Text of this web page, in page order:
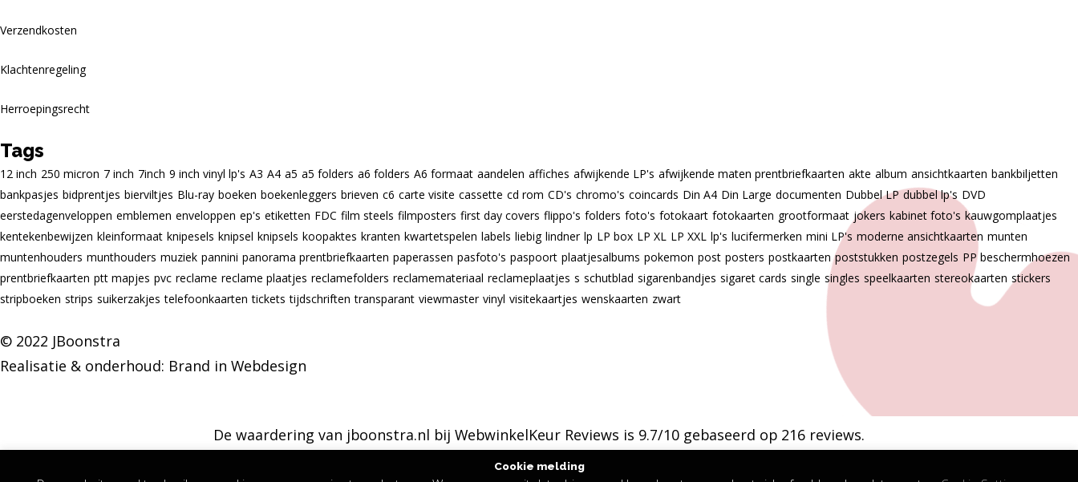
Verzendkosten
Klachtenregeling
Herroepingsrecht
Tags
12 inch 250 micron 7 inch 7inch 9 inch vinyl lp's A3 A4 a5 a5 folders a6 folders A6 formaat aandelen affiches afwijkende LP's afwijkende maten prentbriefkaarten akte album ansichtkaarten bankbiljetten
bankpasjes bidprentjes bierviltjes Blu-ray boeken boekenleggers brieven c6 carte visite cassette cd rom CD's chromo's coincards Din A4 Din Large documenten Dubbel LP dubbel lp's DVD
eerstedagenveloppen emblemen enveloppen ep's etiketten FDC film steels filmposters first day covers flippo's folders foto's fotokaart fotokaarten grootformaat jokers kabinet foto's kauwgomplaatjes
kentekenbewijzen kleinformaat knipesels knipsel knipsels koopaktes kranten kwartetspelen labels liebig lindner lp LP box LP XL LP XXL lp's lucifermerken mini LP's moderne ansichtkaarten munten
muntenhouders munthouders muziek pannini panorama prentbriefkaarten paperassen pasfoto's paspoort plaatjesalbums pokemon post posters postkaarten poststukken postzegels PP beschermhoezen
prentbriefkaarten ptt mapjes pvc reclame reclame plaatjes reclamefolders reclamemateriaal reclameplaatjes s schutblad sigarenbandjes sigaret cards single singles speelkaarten stereokaarten stickers
stripboeken strips suikerzakjes telefoonkaarten tickets tijdschriften transparant viewmaster vinyl visitekaartjes wenskaarten zwart
© 2022 JBoonstra
Realisatie & onderhoud: Brand in Webdesign
Cookie melding
De waardering van jboonstra.nl bij WebwinkelKeur Reviews is 9.7/10 gebaseerd op 216 reviews.